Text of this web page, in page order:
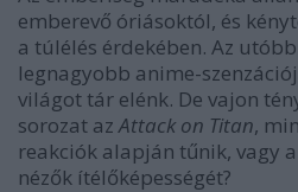
emberevő óriásoktól, és
a túlélés érdekében. Az
legnagyobb anime-
világot tár elénk. De vajon
sorozat azAttack on Titan,
reakciók alapján tűnik, vagy
nézők ítélőképességét?